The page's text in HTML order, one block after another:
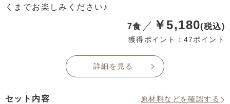
くまでお楽しみください♪
7食 ￥5,180(税込)
獲得ポイント：47ポイント
詳細を見る
セット内容 原材料などを確認する